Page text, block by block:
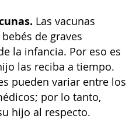
Las vacunas
de graves
la infancia. Por eso es
las reciba a tiempo.
pueden variar entre los
por lo tanto,
hijo al respecto.